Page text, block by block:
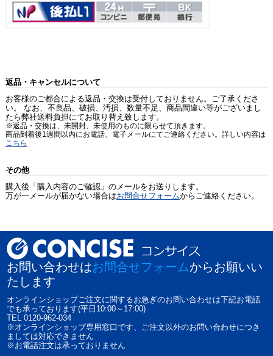
返品・キャンセルについて
お客様のご都合による返品・交換は受付しておりません。ご了承くださ
い。 なお、不良品、破損、汚損、数量不足、商品間違い等がございまし
たら弊社送料負担にてお取り替え致します。
※返品・交換は、未開封、未使用のものに限らせて頂きます。
商品到着後1週間以内にお電話、電子メールにてご連絡ください。詳しい内容は
こちら
その他
購入後「購入内容のご確認」のメールをお送りします。
万が一メールが届かない場合はお問合せフォームからご連絡ください。
お問い合わせはお問合せフォームからお願いい
たします
オンラインショップご注文に関するお急ぎのお問い合わせは下記お電話
でも承っております(平日10:00～17:00)
TEL 0120-962-034
※オンラインショップ専用窓口です、ご注文以外のお問い合わせにつき
ましては対応できません
※お電話注文は承っておりません